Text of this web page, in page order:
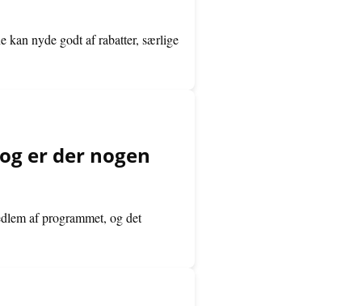
kan nyde godt af rabatter, særlige
er der nogen
af programmet, og det